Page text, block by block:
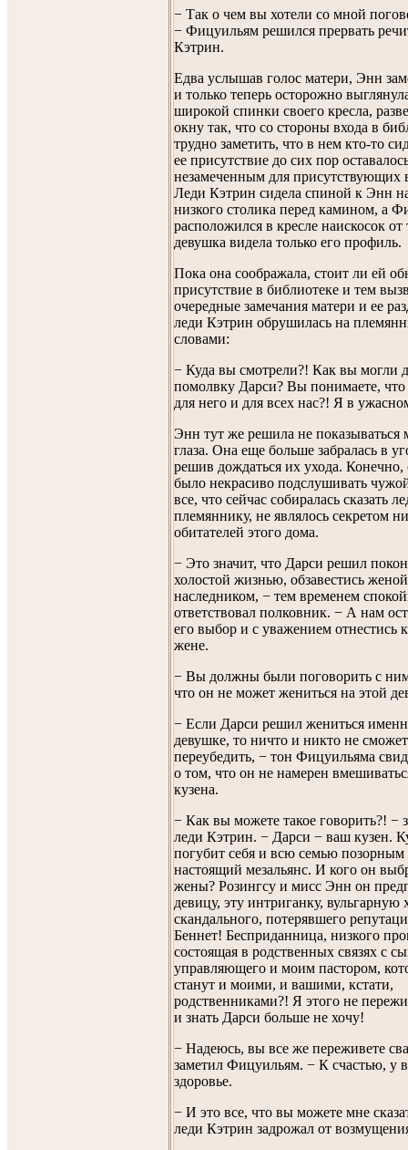
− Так о чем вы хотели со мной
− Фицуильям решился прервать
Кэтрин.
Едва услышав голос матери, Энн
и только теперь осторожно
широкой спинки своего кресла,
окну так, что со стороны входа в
трудно заметить, что в нем кто-то
ее присутствие до сих пор
незамеченным для присутствующих
Леди Кэтрин сидела спиной к Энн
низкого столика перед камином, а
расположился в кресле наискосок от
девушка видела только его профиль.
Пока она соображала, стоит ли ей
присутствие в библиотеке и тем
очередные замечания матери и ее
леди Кэтрин обрушилась на
словами:
− Куда вы смотрели?! Как вы могли
помолвку Дарси? Вы понимаете, что
для него и для всех нас?! Я в
Энн тут же решила не показываться
глаза. Она еще больше забралась в
решив дождаться их ухода. Конечно,
было некрасиво подслушивать
все, что сейчас собиралась сказать
племяннику, не являлось секретом
обитателей этого дома.
− Это значит, что Дарси решил
холостой жизнью, обзавестись
наследником, − тем временем
ответствовал полковник. − А нам
его выбор и с уважением отнестись
жене.
− Вы должны были поговорить с
что он не может жениться на этой
− Если Дарси решил жениться
девушке, то ничто и никто не
переубедить, − тон Фицуильяма
о том, что он не намерен
кузена.
− Как вы можете такое говорить?! −
леди Кэтрин. − Дарси − ваш кузен.
погубит себя и всю семью позорным
настоящий мезальянс. И кого он
жены? Розингсу и мисс Энн он
девицу, эту интриганку,
скандального, потерявшего
Беннет! Бесприданница, низкого
состоящая в родственных связях с
управляющего и моим пастором,
станут и моими, и вашими, кстати,
родственниками?! Я этого не
и знать Дарси больше не хочу!
− Надеюсь, вы все же переживете
заметил Фицуильям. − К счастью, у
здоровье.
− И это все, что вы можете мне
леди Кэтрин задрожал от